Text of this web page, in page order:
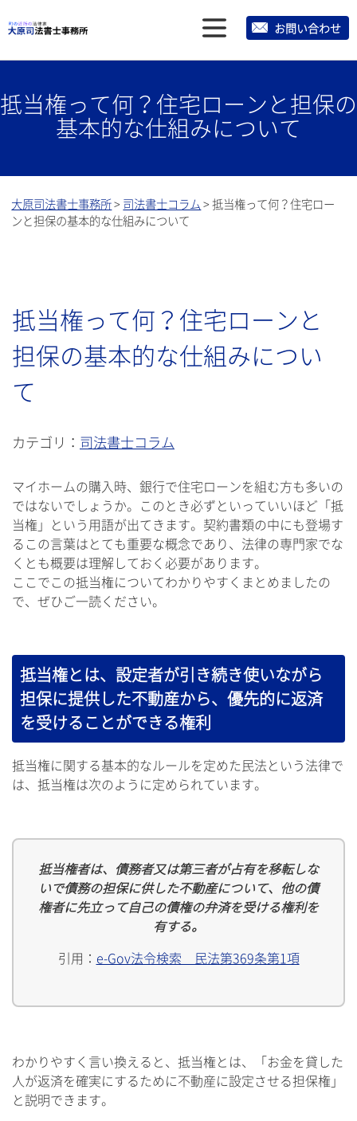
お問い合わせ
抵当権って何？住宅ローンと担保の
基本的な仕組みについて
大原司法書士事務所> 司法書士コラム>抵当権って何？住宅ロー
ンと担保の基本的な仕組みについて
抵当権って何？住宅ローンと
担保の基本的な仕組みについ
て
カテゴリ： 司法書士コラム
マイホームの購入時、銀行で住宅ローンを組む方も多いの
ではないでしょうか。このとき必ずといっていいほど「抵
当権」という用語が出てきます。契約書類の中にも登場す
るこの言葉はとても重要な概念であり、法律の専門家でな
くとも概要は理解しておく必要があります。
ここでこの抵当権についてわかりやすくまとめましたの
で、ぜひご一読ください。
抵当権とは、設定者が引き続き使いながら
担保に提供した不動産から、優先的に返済
を受けることができる権利
抵当権に関する基本的なルールを定めた民法という法律で
は、抵当権は次のように定められています。
抵当権者は、債務者又は第三者が占有を移転しな
いで債務の担保に供した不動産について、他の債
権者に先立って自己の債権の弁済を受ける権利を
有する。
引用： e-Gov法令検索 民法第369条第1項
わかりやすく言い換えると、抵当権とは、「お金を貸した
人が返済を確実にするために不動産に設定させる担保権」
と説明できます。